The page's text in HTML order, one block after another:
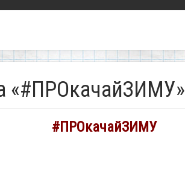
«#ПРОкачайЗИМУ»
#ПРОкачайЗИМУ